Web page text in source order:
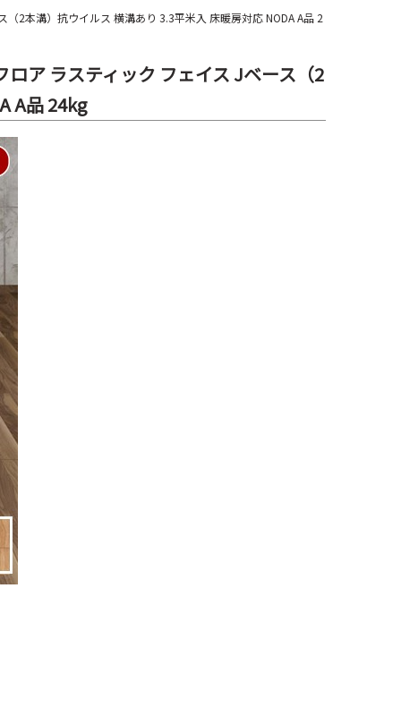
（2本溝）抗ウイルス 横溝あり 3.3平米入 床暖房対応 NODA A品 2
ロア ラスティック フェイス Jベース（2
A品 24kg